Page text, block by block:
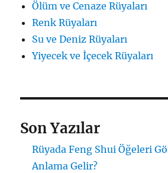
Ölüm ve Cenaze Rüyaları
Renk Rüyaları
Su ve Deniz Rüyaları
Yiyecek ve İçecek Rüyaları
Son Yazılar
Rüyada Feng Shui Öğeleri
Anlama Gelir?